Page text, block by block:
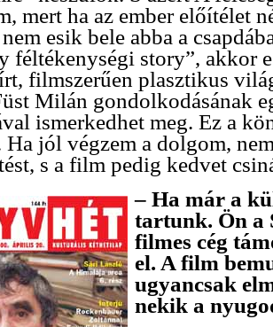
mert ha az ember előítélet
esik bele abba a
féltékenységi story”, akkor
filmszerűen plasztikus
Milán gondolkodásának
ismerkedhet meg. Ez a
jól végzem a dolgom,
s a film pedig kedvet
– Ha már a
tartunk. Ön a
filmes cég
el. A film
ugyancsak
nekik a